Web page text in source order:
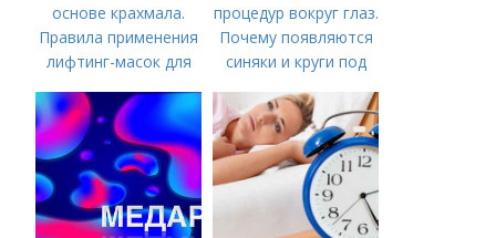
основе крахмала.
Правила применения
лифтинг-масок для
процедур вокруг глаз.
Почему появляются
синяки и круги под